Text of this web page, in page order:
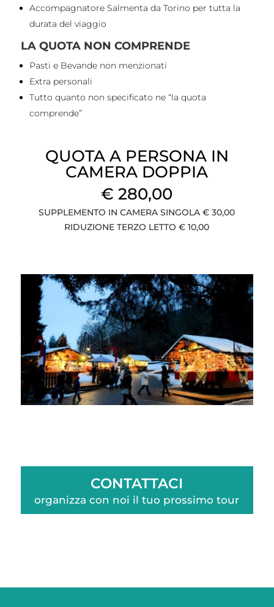
Accompagnatore Salmenta da Torino per tutta la
durata del viaggio
LA QUOTA NON COMPRENDE
Pasti e Bevande non menzionati
Extra personali
Tutto quanto non specificato ne “la quota
comprende”
QUOTA A PERSONA IN
CAMERA DOPPIA
€ 280,00
SUPPLEMENTO IN CAMERA SINGOLA € 30,00
RIDUZIONE TERZO LETTO € 10,00
CONTATTACI
organizza con noi il tuo prossimo tour